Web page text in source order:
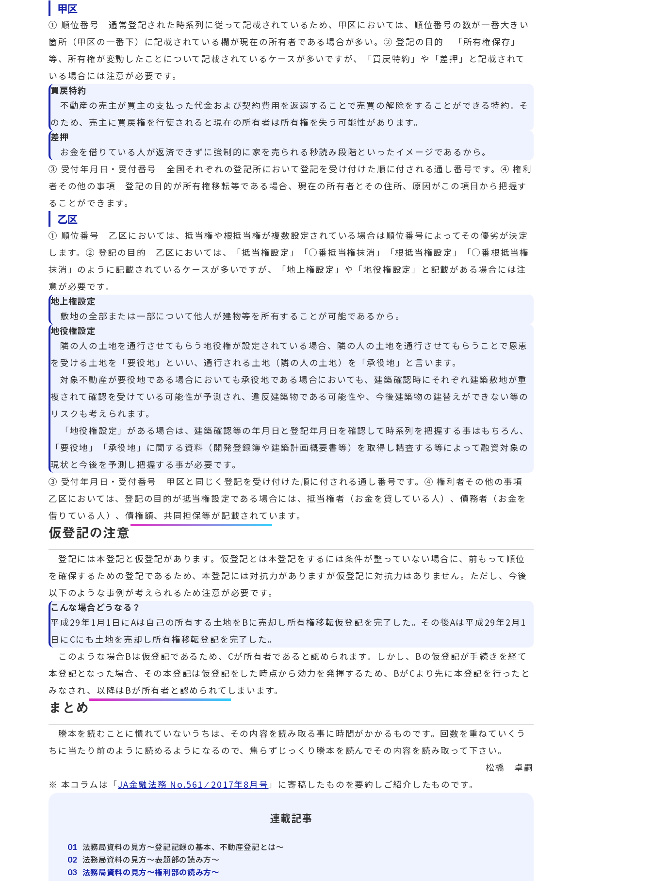
甲区
① 順位番号 通常登記された時系列に従って記載されているため、甲区においては、順位番号の数が一番大きい
箇所（甲区の一番下）に記載されている欄が現在の所有者である場合が多い。② 登記の目的 「所有権保存」
等、所有権が変動したことについて記載されているケースが多いですが、「買戻特約」や「差押」と記載されて
いる場合には注意が必要です。
買戻特約
不動産の売主が買主の支払った代金および契約費用を返還することで売買の解除をすることができる特約。そ
のため、売主に買戻権を行使されると現在の所有者は所有権を失う可能性があります。
差押
お金を借りている人が返済できずに強制的に家を売られる秒読み段階といったイメージであるから。
③ 受付年月日・受付番号 全国それぞれの登記所において登記を受け付けた順に付される通し番号です。④ 権利
者その他の事項 登記の目的が所有権移転等である場合、現在の所有者とその住所、原因がこの項目から把握す
ることができます。
乙区
① 順位番号 乙区においては、抵当権や根抵当権が複数設定されている場合は順位番号によってその優劣が決定
します。② 登記の目的 乙区においては、「抵当権設定」「○番抵当権抹消」「根抵当権設定」「○番根抵当権
抹消」のように記載されているケースが多いですが、「地上権設定」や「地役権設定」と記載がある場合には注
意が必要です。
地上権設定
敷地の全部または一部について他人が建物等を所有することが可能であるから。
地役権設定
隣の人の土地を通行させてもらう地役権が設定されている場合、隣の人の土地を通行させてもらうことで恩恵
を受ける土地を「要役地」といい、通行される土地（隣の人の土地）を「承役地」と言います。
対象不動産が要役地である場合においても承役地である場合においても、建築確認時にそれぞれ建築敷地が重
複されて確認を受けている可能性が予測され、違反建築物である可能性や、今後建築物の建替えができない等の
リスクも考えられます。
「地役権設定」がある場合は、建築確認等の年月日と登記年月日を確認して時系列を把握する事はもちろん、
「要役地」「承役地」に関する資料（開発登録簿や建築計画概要書等）を取得し精査する等によって融資対象の
現状と今後を予測し把握する事が必要です。
③ 受付年月日・受付番号 甲区と同じく登記を受け付けた順に付される通し番号です。④ 権利者その他の事項
乙区においては、登記の目的が抵当権設定である場合には、抵当権者（お金を貸している人）、債務者（お金を
借りている人）、債権額、共同担保等が記載されています。
仮登記の注意
登記には本登記と仮登記があります。仮登記とは本登記をするには条件が整っていない場合に、前もって順位
を確保するための登記であるため、本登記には対抗力がありますが仮登記に対抗力はありません。ただし、今後
以下のような事例が考えられるため注意が必要です。
こんな場合どうなる？
平成29年1月1日にAは自己の所有する土地をBに売却し所有権移転仮登記を完了した。その後Aは平成29年2月1
日にCにも土地を売却し所有権移転登記を完了した。
このような場合Bは仮登記であるため、Cが所有者であると認められます。しかし、Bの仮登記が手続きを経て
本登記となった場合、その本登記は仮登記をした時点から効力を発揮するため、BがCより先に本登記を行ったと
みなされ、以降はBが所有者と認められてしまいます。
まとめ
謄本を読むことに慣れていないうちは、その内容を読み取る事に時間がかかるものです。回数を重ねていくう
ちに当たり前のように読めるようになるので、焦らずじっくり謄本を読んでその内容を読み取って下さい。
松橋 卓嗣
※ 本コラムは「JA金融法務 No.561 ⁄ 2017年8月号 」に寄稿したものを要約しご紹介したものです。
連載記事
01 法務局資料の見方～登記記録の基本、不動産登記とは～
02 法務局資料の見方～表題部の読み方～
03 法務局資料の見方～権利部の読み方～